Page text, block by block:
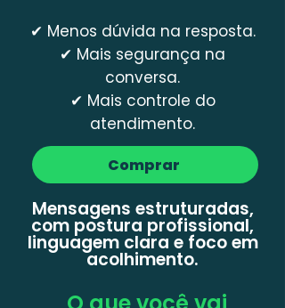
✔ Menos dúvida na resposta.
✔ Mais segurança na
conversa.
✔ Mais controle do
atendimento.
Comprar
Mensagens estruturadas,
com postura profissional,
linguagem clara e foco em
acolhimento.